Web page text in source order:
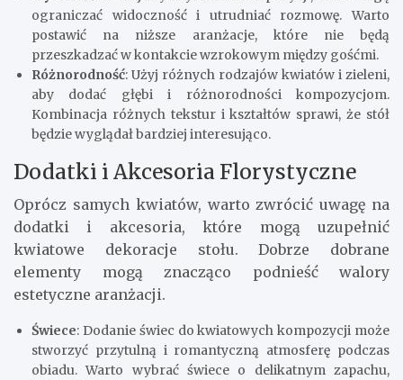
ograniczać widoczność i utrudniać rozmowę. Warto
postawić na niższe aranżacje, które nie będą
przeszkadzać w kontakcie wzrokowym między gośćmi.
Różnorodność: Użyj różnych rodzajów kwiatów i zieleni,
aby dodać głębi i różnorodności kompozycjom.
Kombinacja różnych tekstur i kształtów sprawi, że stół
będzie wyglądał bardziej interesująco.
Dodatki i Akcesoria Florystyczne
Oprócz samych kwiatów, warto zwrócić uwagę na
dodatki i akcesoria, które mogą uzupełnić
kwiatowe dekoracje stołu. Dobrze dobrane
elementy mogą znacząco podnieść walory
estetyczne aranżacji.
Świece: Dodanie świec do kwiatowych kompozycji może
stworzyć przytulną i romantyczną atmosferę podczas
obiadu. Warto wybrać świece o delikatnym zapachu,